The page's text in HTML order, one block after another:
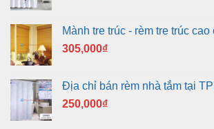
Mành tre trúc - rèm tre trúc cao
305,000₫
Địa chỉ bán rèm nhà tắm tại
250,000₫